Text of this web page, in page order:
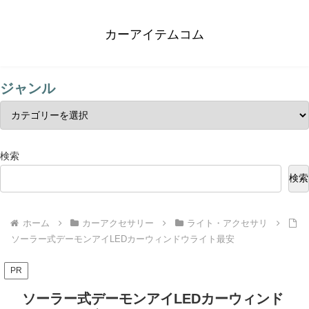
カーアイテムコム
ジャンル
検索
検索
ホーム カーアクセサリー
ライト・アクセサリ
ソーラー式デーモンアイLEDカーウィンドウライト最安
PR
ソーラー式デーモンアイLEDカーウィンド